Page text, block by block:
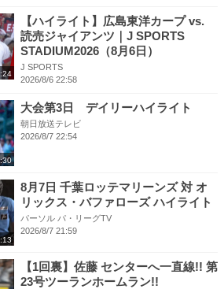
【ハイライト】広島東洋カープ vs.
読売ジャイアンツ｜J SPORTS
STADIUM2026（8月6日）
J SPORTS
2026/8/6 22:58
大会第3日 デイリーハイライト
朝日放送テレビ
2026/8/7 22:54
8月7日 千葉ロッテマリーンズ 対 オ
リックス・バファローズ ハイライト
パーソル パ・リーグTV
2026/8/7 21:59
【1回裏】佐藤 センターへ一直線!! 第
23号ツーランホームラン!!